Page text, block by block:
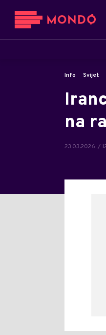
Info Svijet
na
23.03.2026. /